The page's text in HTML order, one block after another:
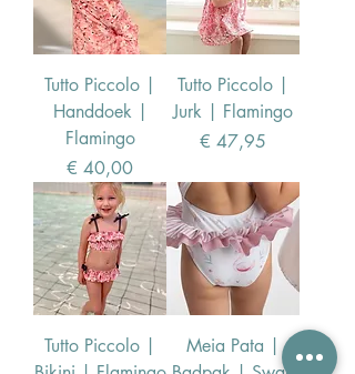
Tutto Piccolo |
Handdoek |
Flamingo
Prijs
€ 40,00
Tutto Piccolo |
Jurk | Flamingo
Prijs
€ 47,95
Tutto Piccolo |
Meia Pata |